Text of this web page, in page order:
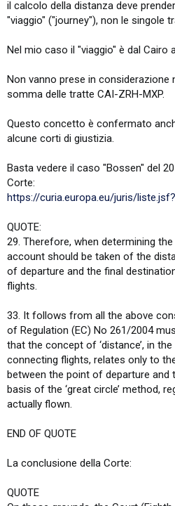
il calcolo della distanza deve
"viaggio" ("journey"), non le singole
Nel mio caso il "viaggio" è dal Cairo
Non vanno prese in considerazione
somma delle tratte CAI-ZRH-MXP.
Questo concetto è confermato
alcune corti di giustizia.
Basta vedere il caso "Bossen" del
Corte:
https://curia.europa.eu/juris/
QUOTE:
29. Therefore, when determining
account should be taken of the
of departure and the final
flights.
33. It follows from all the above
of Regulation (EC) No 261/2004
that the concept of ‘distance’, in
connecting flights, relates only to
between the point of departure and
basis of the ‘great circle’ method,
actually flown.
END OF QUOTE
La conclusione della Corte:
QUOTE